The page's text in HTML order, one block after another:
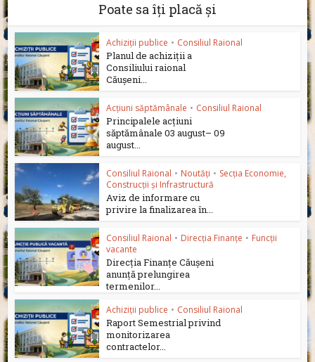
Poate sa îți placă și
Achiziții publice • Consiliul Raional
Planul de achiziții a
Consiliului raional
Căușeni...
Acțiuni săptămânale • Consiliul Raional
Principalele acțiuni
săptămânale 03 august– 09
august...
Consiliul Raional • Noutăți • Secția Economie,
Construcții și Infrastructură
Aviz de informare cu
privire la finalizarea în...
Consiliul Raional • Direcția Finanțe • Funcții
vacante
Direcția Finanțe Căușeni
anunță prelungirea
termenilor...
Achiziții publice • Consiliul Raional
Raport Semestrial privind
monitorizarea
contractelor...